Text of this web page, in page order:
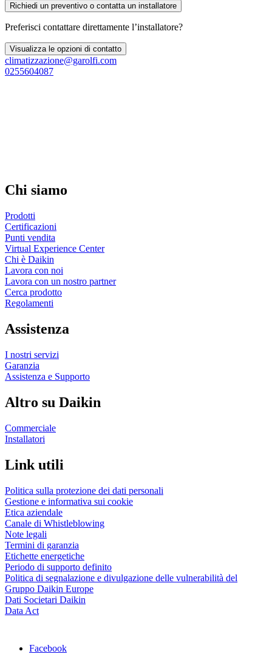
Richiedi un preventivo o contatta un installatore
Preferisci contattare direttamente l’installatore?
Visualizza le opzioni di contatto
climatizzazione@garolfi.com
0255604087
Chi siamo
Prodotti
Certificazioni
Punti vendita
Virtual Experience Center
Chi è Daikin
Lavora con noi
Lavora con un nostro partner
Cerca prodotto
Regolamenti
Assistenza
I nostri servizi
Garanzia
Assistenza e Supporto
Altro su Daikin
Commerciale
Installatori
Link utili
Politica sulla protezione dei dati personali
Gestione e informativa sui cookie
Etica aziendale
Canale di Whistleblowing
Note legali
Termini di garanzia
Etichette energetiche
Periodo di supporto definito
Politica di segnalazione e divulgazione delle vulnerabilità del
Gruppo Daikin Europe
Dati Societari Daikin
Data Act
Facebook